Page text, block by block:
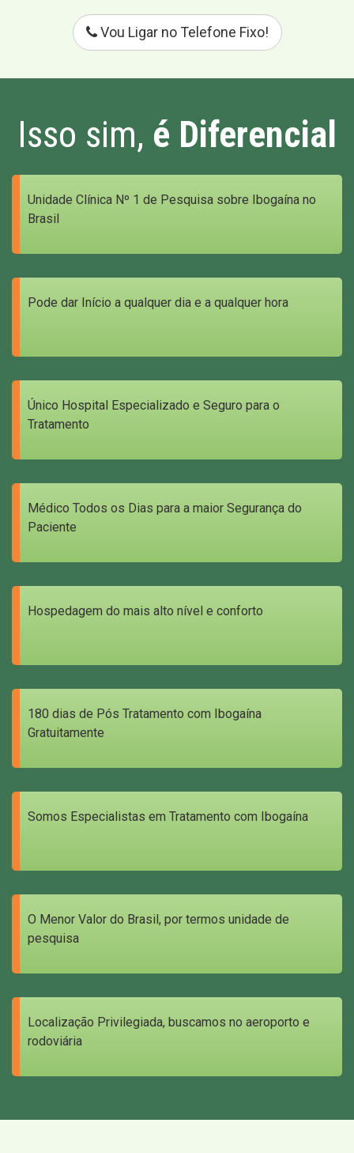
Vou Ligar no Telefone Fixo!
Isso sim, é Diferencial
Unidade Clínica Nº 1 de Pesquisa sobre Ibogaína no
Brasil
Pode dar Início a qualquer dia e a qualquer hora
Único Hospital Especializado e Seguro para o
Tratamento
Médico Todos os Dias para a maior Segurança do
Paciente
Hospedagem do mais alto nível e conforto
180 dias de Pós Tratamento com Ibogaína
Gratuitamente
Somos Especialistas em Tratamento com Ibogaína
O Menor Valor do Brasil, por termos unidade de
pesquisa
Localização Privilegiada, buscamos no aeroporto e
rodoviária